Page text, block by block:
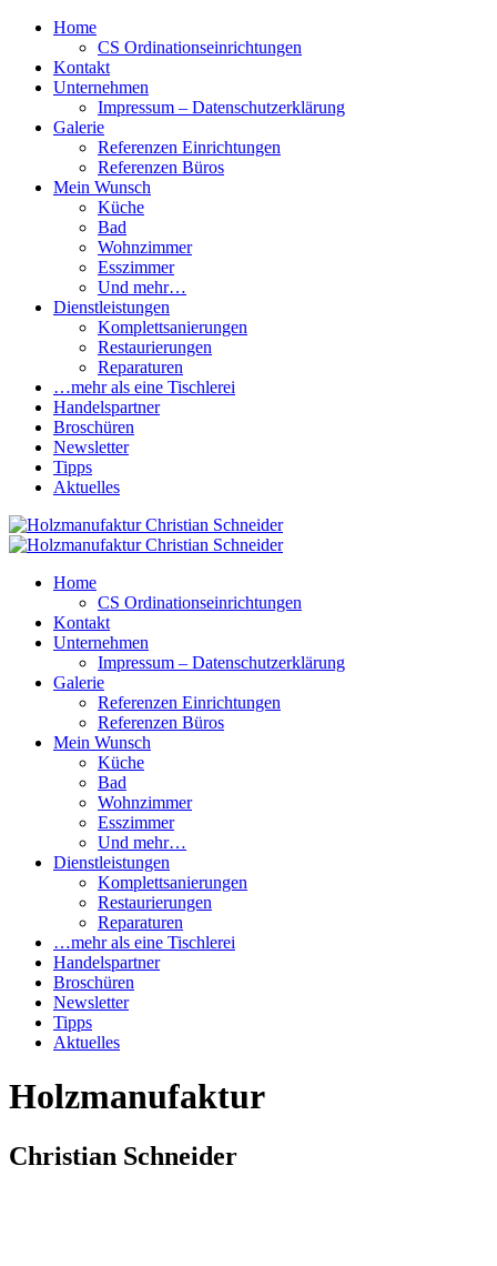
Home
CS Ordinationseinrichtungen
Kontakt
Unternehmen
Impressum – Datenschutzerklärung
Galerie
Referenzen Einrichtungen
Referenzen Büros
Mein Wunsch
Küche
Bad
Wohnzimmer
Esszimmer
Und mehr…
Dienstleistungen
Komplettsanierungen
Restaurierungen
Reparaturen
…mehr als eine Tischlerei
Handelspartner
Broschüren
Newsletter
Tipps
Aktuelles
Home
CS Ordinationseinrichtungen
Kontakt
Unternehmen
Impressum – Datenschutzerklärung
Galerie
Referenzen Einrichtungen
Referenzen Büros
Mein Wunsch
Küche
Bad
Wohnzimmer
Esszimmer
Und mehr…
Dienstleistungen
Komplettsanierungen
Restaurierungen
Reparaturen
…mehr als eine Tischlerei
Handelspartner
Broschüren
Newsletter
Tipps
Aktuelles
Holzmanufaktur
Christian Schneider